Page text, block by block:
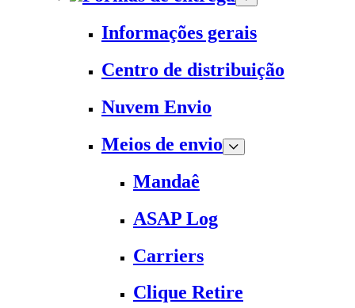
Informações gerais
Centro de distribuição
Nuvem Envio
Meios de envio
Mandaê
ASAP Log
Carriers
Clique Retire